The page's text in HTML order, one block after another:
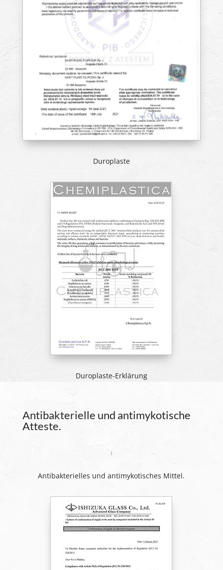
Duroplaste
Duroplaste-Erklärung
Antibakterielle und antimykotische
Atteste.
Antibakterielles und antimykotisches Mittel.